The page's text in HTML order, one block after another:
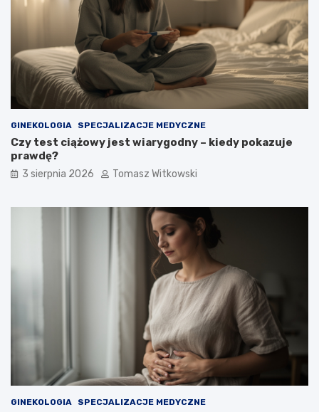
GINEKOLOGIA SPECJALIZACJE MEDYCZNE
Czy test ciążowy jest wiarygodny – kiedy pokazuje
prawdę?
3 sierpnia 2026 Tomasz Witkowski
GINEKOLOGIA SPECJALIZACJE MEDYCZNE